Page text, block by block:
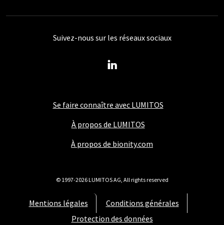
Se faire connaître avec LUMITOS
À propos de LUMITOS
À propos de bionity.com
Mentions légales
Conditions générales
Protection des données
Suivez-nous sur les réseaux sociaux
© 1997-2026 LUMITOS AG, All rights reserved